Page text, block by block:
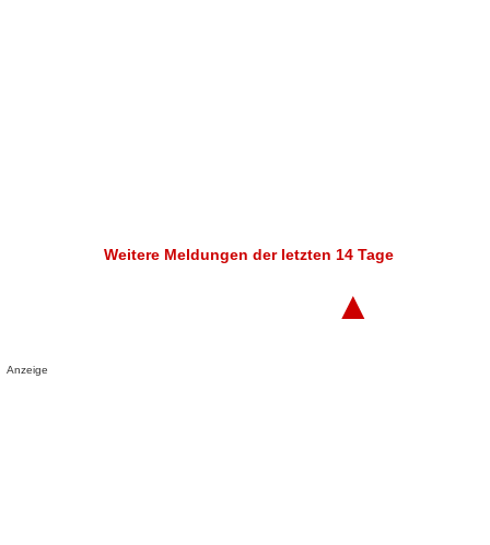
Weitere Meldungen der letzten 14 Tage
▲
Anzeige